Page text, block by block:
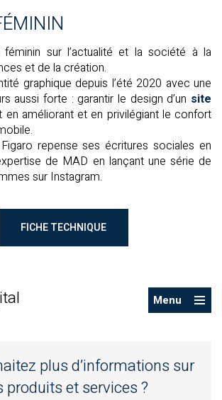
féminin sur l’actualité et la société à la
et de la création.
graphique depuis l’été 2020 avec une
aussi forte : garantir le design d’un site
en améliorant et en privilégiant le confort
repense ses écritures sociales en
de MAD en lançant une série de
sur Instagram.
FICHE TECHNIQUE
Menu
plus d’informations sur
produits et services ?